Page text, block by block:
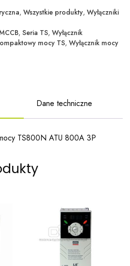
, Wszystkie produkty, Wyłączniki
, Seria TS, Wyłącznik
mocy TS, Wyłącznik mocy
Dane techniczne
TS800N ATU 800A 3P